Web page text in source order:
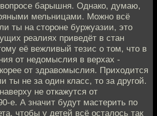
вопросе барышня. Однако, думаю,
мельницами. Можно всё
ты на стороне буржуазии, это
реалиях приведёт в стан
её вежливый тезис о том, что в
от недомыслия в верхах -
от здравомыслия. Приходится
ты не за один класс, то за другой.
не откажутся от
е. А значит будут мастерить по
чтобы у детей всё осталось так